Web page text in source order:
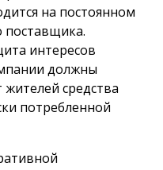
на постоянном
поставщика.
интересов
должны
средства
потребленной